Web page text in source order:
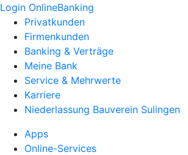
Login OnlineBanking
Privatkunden
Firmenkunden
Banking & Verträge
Meine Bank
Service & Mehrwerte
Karriere
Niederlassung Bauverein Sulingen
Apps
Online-Services